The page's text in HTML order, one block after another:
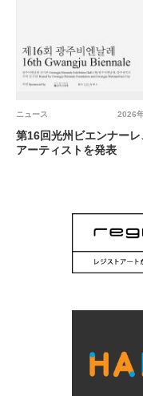
2026
ニュース
第16回光州ビエンナーレ
アーティストを発表